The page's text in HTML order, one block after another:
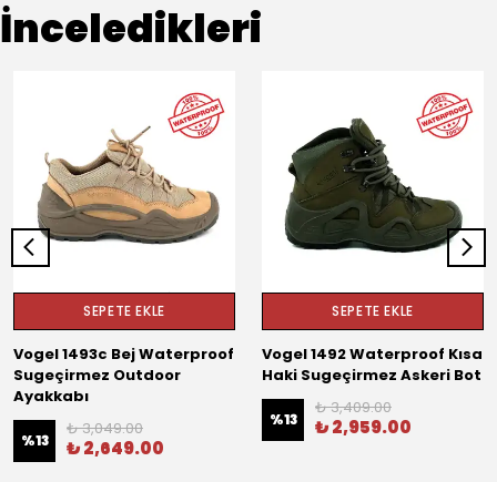
İnceledikleri
SEPETE EKLE
Vogel 1493c Bej Waterproof
Sugeçirmez Outdoor
Ayakkabı
%13
₺ 3,049.00
₺ 2,649.00
SEPETE EKLE
Vogel 1492 Waterproof Kısa
Haki Sugeçirmez Askeri Bot
%13
₺ 3,409.00
₺ 2,959.00